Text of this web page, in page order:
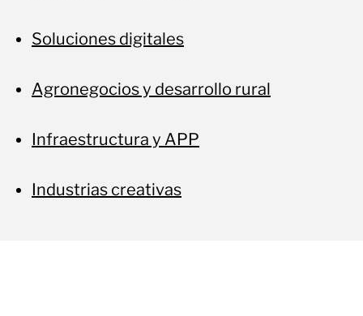
Soluciones digitales
Agronegocios y desarrollo rural
Infraestructura y APP
Industrias creativas